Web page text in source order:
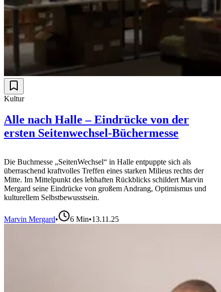
Kultur
Alle nach Halle – Eindrücke von der
ersten Seitenwechsel-Büchermesse
Die Buchmesse „SeitenWechsel“ in Halle entpuppte sich als
überraschend kraftvolles Treffen eines starken Milieus rechts der
Mitte. Im Mittelpunkt des lebhaften Rückblicks schildert Marvin
Mergard seine Eindrücke von großem Andrang, Optimismus und
kulturellem Selbstbewusstsein.
Marvin Mergard• 6 Min•13.11.25